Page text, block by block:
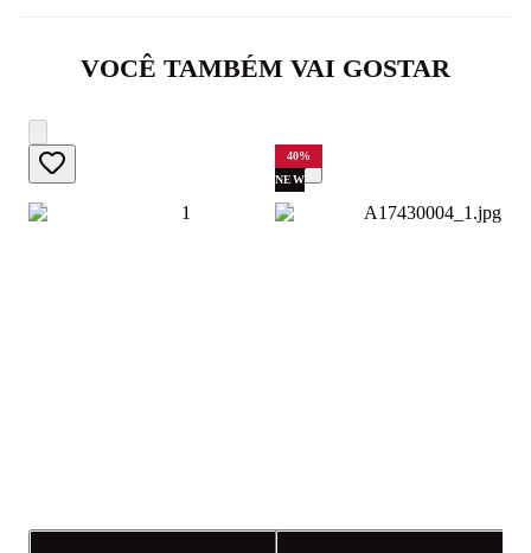
VOCÊ TAMBÉM VAI GOSTAR
40%
NEW